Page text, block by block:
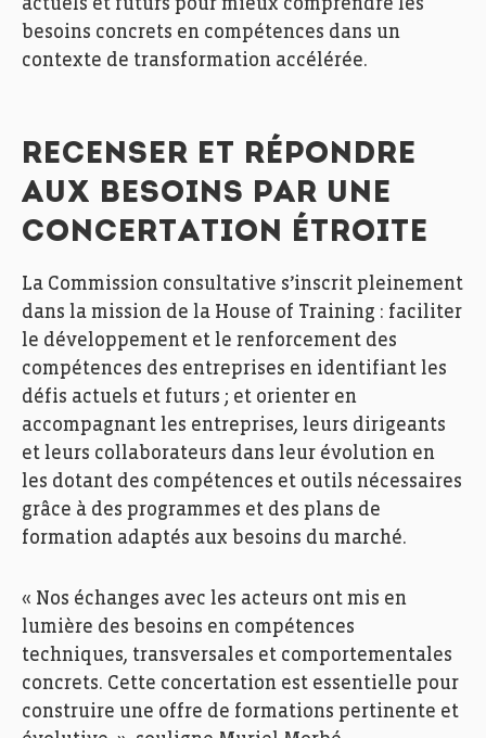
actuels et futurs pour mieux comprendre les
besoins concrets en compétences dans un
contexte de transformation accélérée.
RECENSER ET RÉPONDRE
AUX BESOINS PAR UNE
CONCERTATION ÉTROITE
La Commission consultative s’inscrit pleinement
dans la mission de la House of Training : faciliter
le développement et le renforcement des
compétences des entreprises en identifiant les
défis actuels et futurs ; et orienter en
accompagnant les entreprises, leurs dirigeants
et leurs collaborateurs dans leur évolution en
les dotant des compétences et outils nécessaires
grâce à des programmes et des plans de
formation adaptés aux besoins du marché.
« Nos échanges avec les acteurs ont mis en
lumière des besoins en compétences
techniques, transversales et comportementales
concrets. Cette concertation est essentielle pour
construire une offre de formations pertinente et